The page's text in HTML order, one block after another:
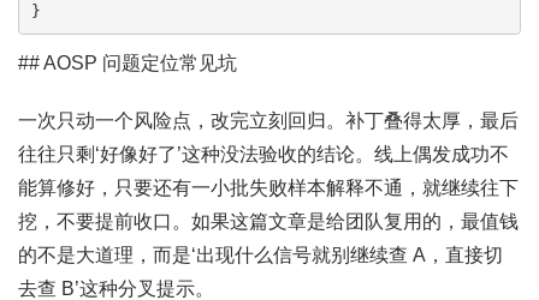
}
## AOSP 问题定位常见坑
一次只动一个风险点，改完立刻回归。补丁叠得太厚，最后
往往只剩‘好像好了’这种没法验收的结论。线上偶发成功不
能算修好，只要还有一小批失败样本解释不通，就继续往下
挖，不要提前收口。如果这篇文章是给团队复用的，最值钱
的不是大道理，而是‘出现什么信号就别继续查 A，直接切
去查 B’这种分叉提示。